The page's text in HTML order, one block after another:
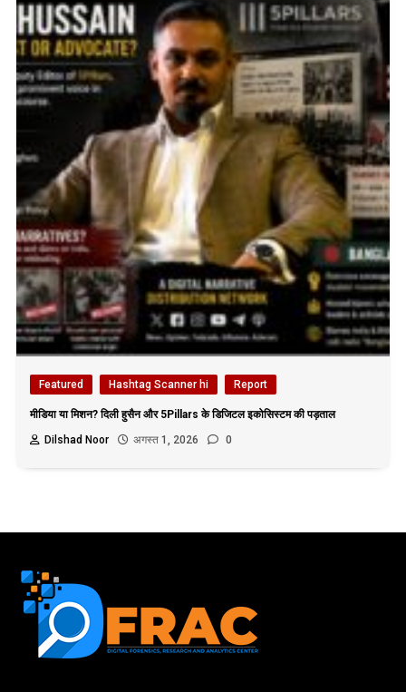
Featured Hashtag Scanner hi Report
मीडिया या मिशन? दिली हुसैन और 5Pillars के डिजिटल इकोसिस्टम की पड़ताल
Dilshad Noor
अगस्त 1, 2026 0